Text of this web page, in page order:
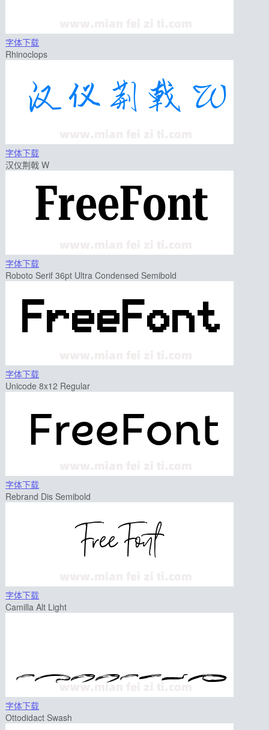
字体下载
Rhinoclops
字体下载
汉仪荆戟 W
字体下载
Roboto Serif 36pt Ultra Condensed Semibold
字体下载
Unicode 8x12 Regular
字体下载
Rebrand Dis Semibold
字体下载
Camilla Alt Light
字体下载
Ottodidact Swash